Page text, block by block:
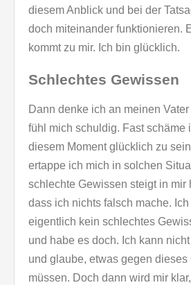
diesem Anblick und bei der
doch miteinander funktionieren.
kommt zu mir. Ich bin glücklich.
Schlechtes Gewissen
Dann denke ich an meinen
fühl mich schuldig. Fast schäme
diesem Moment glücklich zu
ertappe ich mich in solchen
schlechte Gewissen steigt in mir
dass ich nichts falsch mache.
eigentlich kein schlechtes
und habe es doch. Ich kann
und glaube, etwas gegen dieses
müssen. Doch dann wird mir